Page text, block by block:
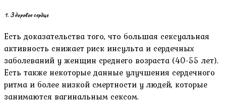
1. Здоровое сердце
Есть доказательства того, что большая сексуальная
активность снижает риск инсульта и сердечных
заболеваний у женщин среднего возраста (40-55 лет).
Есть также некоторые данные улучшения сердечного
ритма и более низкой смертности у людей, которые
занимаются вагинальным сексом.